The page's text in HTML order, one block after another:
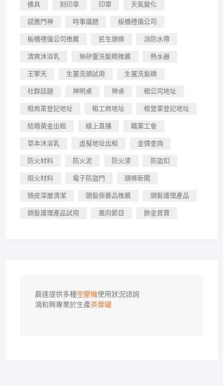
佛具 刻印章 印章 天氣變化
感應門神 時事議題 板橋禮儀公司
板橋禮儀公司推薦 民生頭條 消防水帶
清爽沐浴乳 無矽靈洗髮精推薦 熱水器
王擎天 生薑洗頭試用 生薑洗髮精
社群話題 神明桌 神桌 租公司地址
租商業登記地址 租工商地址 租營業登記地址
結婚黃金出租 線上直播 職業工會
草本沐浴乳 虛擬地址出租 金價查詢
防火材料 防火泥 防火漆 防盜扣
阻火材料 電子防盜門 頭條新聞
頭皮深層清潔 頭髮保養品推薦 頭髮護理產品
頭髮護理產品試用 風向節目 飾金買賣
晨達提供多種空壓機使用狀況諮詢
鴻和興專業於生產茶葉罐